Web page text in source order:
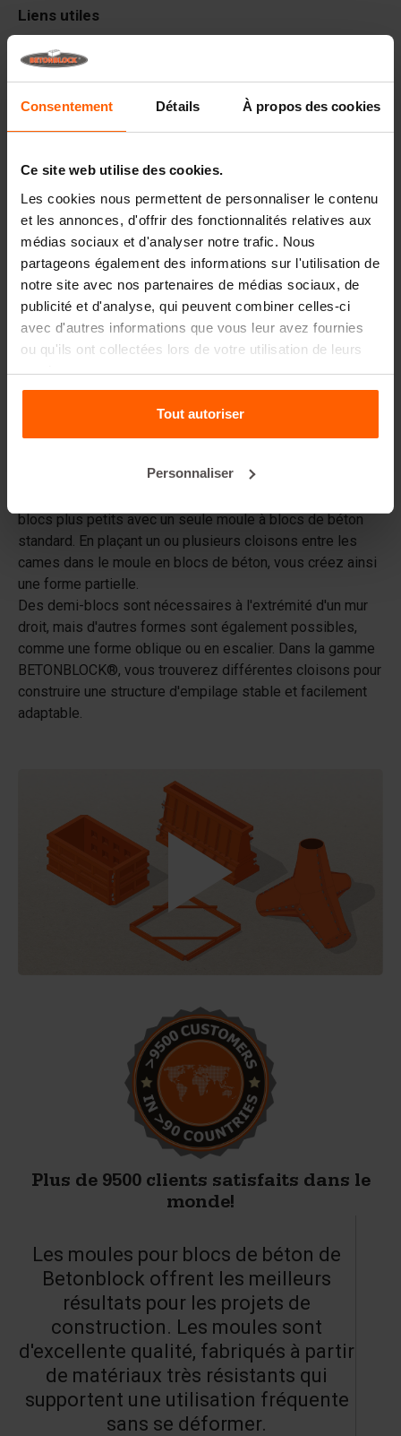
Consentement Détails À propos des cookies
Ce site web utilise des cookies.
Les cookies nous permettent de personnaliser le contenu
et les annonces, d'offrir des fonctionnalités relatives aux
médias sociaux et d'analyser notre trafic. Nous
partageons également des informations sur l'utilisation de
notre site avec nos partenaires de médias sociaux, de
publicité et d'analyse, qui peuvent combiner celles-ci
avec d'autres informations que vous leur avez fournies
ou qu'ils ont collectées lors de votre utilisation de leurs
services.
Tout autoriser
Personnaliser
Liens utiles
Cloisons
Plaques
Dispositifs de levage
Accessoires
Pièces de rechange
FAQ
De quels matériaux les moules sont-ils composés ?
Betonblock® vend-elle des blocs en béton ?
Betonblock® loue-t-elle des moules ?
blocs plus petits avec un seule moule à blocs de béton
standard. En plaçant un ou plusieurs cloisons entre les
cames dans le moule en blocs de béton, vous créez ainsi
une forme partielle.
Des demi-blocs sont nécessaires à l'extrémité d'un mur
droit, mais d'autres formes sont également possibles,
comme une forme oblique ou en escalier. Dans la gamme
BETONBLOCK®, vous trouverez différentes cloisons pour
construire une structure d'empilage stable et facilement
adaptable.
Plus de 9500 clients satisfaits dans le
monde!
Les moules pour blocs de béton de
Betonblock offrent les meilleurs
résultats pour les projets de
construction. Les moules sont
d'excellente qualité, fabriqués à partir
de matériaux très résistants qui
supportent une utilisation fréquente
sans se déformer.